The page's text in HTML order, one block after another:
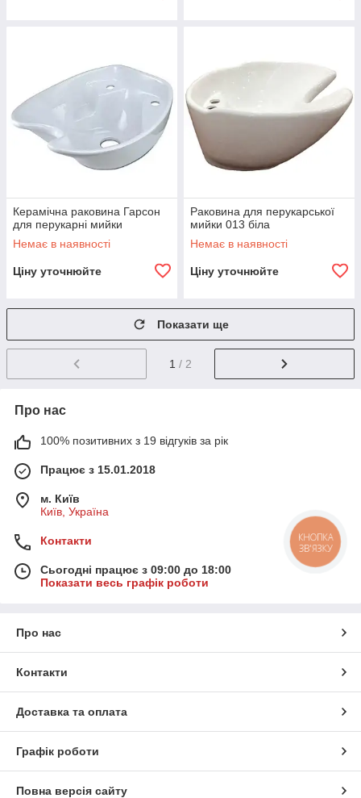
Керамічна раковина Гарсон
для перукарні мийки
Немає в наявності
Ціну уточнюйте
Раковина для перукарської
мийки 013 біла
Немає в наявності
Ціну уточнюйте
Показати ще
1 / 2
Про нас
100% позитивних з 19 відгуків за рік
Працює з 15.01.2018
м. Київ
Київ, Україна
Контакти
Сьогодні працює з 09:00 до 18:00
Показати весь графік роботи
Про нас
Контакти
Доставка та оплата
Графік роботи
Повна версія сайту
КНОПКА
ЗВ'ЯЗКУ